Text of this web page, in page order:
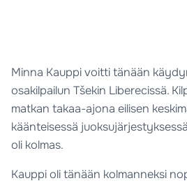
Minna Kauppi voitti tänään
osakilpailun Tšekin Liberecissä.
matkan takaa-ajona eilisen
käänteisessä
oli kolmas.
Kauppi oli tänään kolmanneksi